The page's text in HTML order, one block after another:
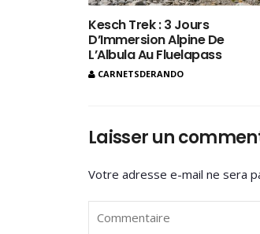
Kesch Trek : 3 Jours
D’Immersion Alpine De
L’Albula Au Fluelapass
CARNETSDERANDO
Laisser un
Votre adresse e-mail ne sera